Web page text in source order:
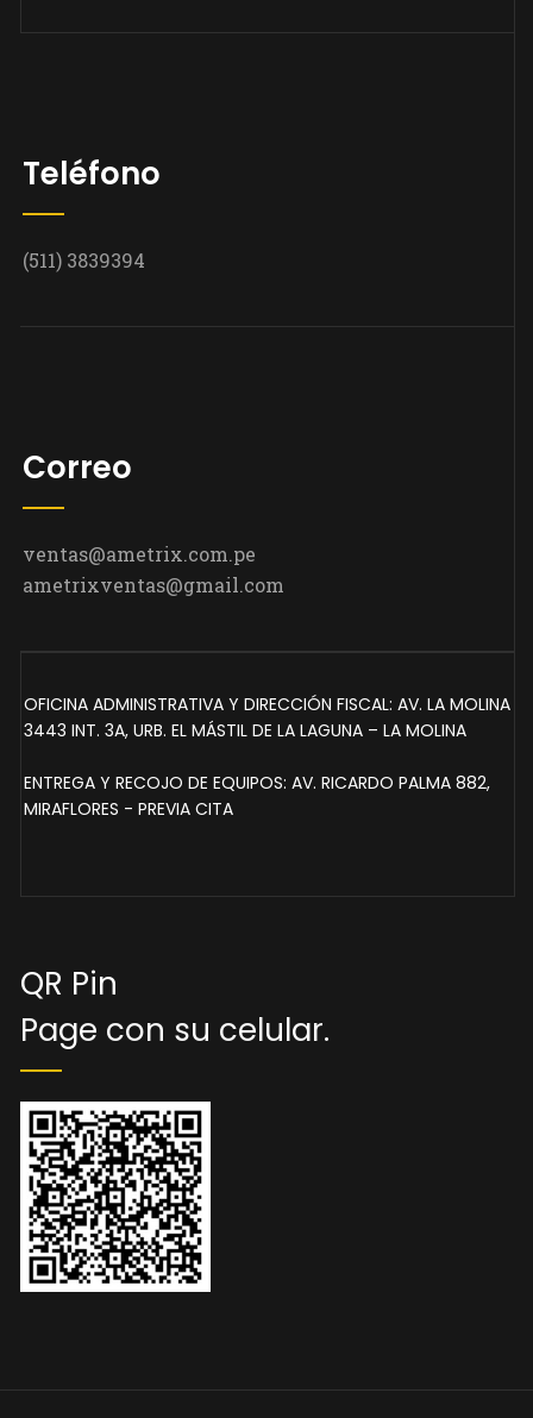
Teléfono
(511) 3839394
Correo
ventas@ametrix.com.pe
ametrixventas@gmail.com
OFICINA ADMINISTRATIVA Y DIRECCIÓN FISCAL: AV. LA MOLINA
3443 INT. 3A, URB. EL MÁSTIL DE LA LAGUNA – LA MOLINA
ENTREGA Y RECOJO DE EQUIPOS: AV. RICARDO PALMA 882,
MIRAFLORES - PREVIA CITA
QR Pin
Page con su celular.